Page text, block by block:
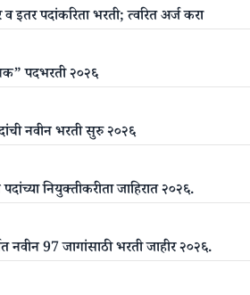
इतर पदांकरिता भरती; त्वरित अर्ज करा
पदभरती २०२६
नवीन भरती सुरु २०२६
नियुक्तीकरीता जाहिरात २०२६.
नवीन 97 जागांसाठी भरती जाहीर २०२६.